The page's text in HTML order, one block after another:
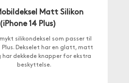
Matt Silikon
(iPhone 14 Plus)
silikondeksel som passer til
Plus. Dekselet har en glatt, matt
har dekkede knapper for ekstra
beskyttelse.